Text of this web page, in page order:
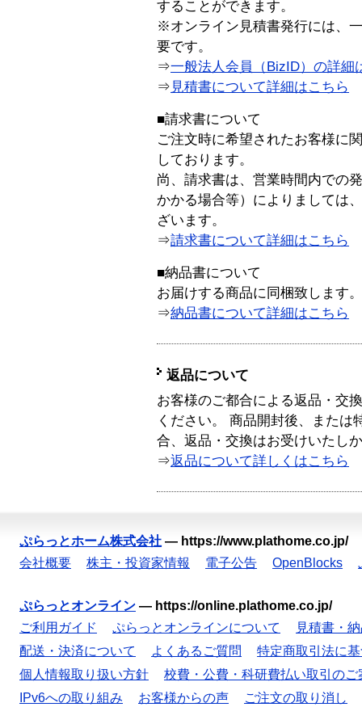
することができます。
※オンライン見積書発行には、
要です。
⇒一般法人会員（BizID）の詳細
⇒ 見積書について詳細はこちら
■請求書について
ご注文時に希望されたお客様に
しております。
尚、請求書は、営業時間内での
かかる場合等）によりましては
ざいます。
⇒請求書について詳細はこちら
■納品書について
お届けする商品に同梱致します。
⇒納品書について詳細はこちら
返品について
お客様のご都合による返品・交
ください。 商品開封後、または
合、返品・交換はお受けいたし
⇒返品について詳しくはこちら
ぷらっとホーム株式会社 — https://www.plathome.co.jp/
会社概要
株主・投資家情報 電子公告 OpenBlocks
ぷらっとオンライン — https://online.plathome.co.jp/
ご利用ガイド
ぷらっとオンラインについて
見積書・
配送・決済について
よくあるご質問
特定商取引法に
個人情報取り扱い方針
校費・公費・科研費払い取引のご
IPv6への取り組み
お客様からの声 ご注文の取り消し